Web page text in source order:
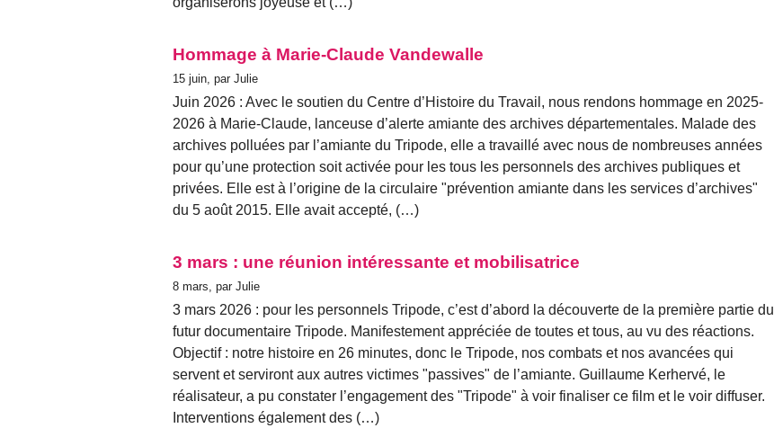
Hommage à Marie-Claude Vandewalle
15 juin, par Julie
Juin 2026 : Avec le soutien du Centre d’Histoire du Travail, nous rendons hommage en 2025-
2026 à Marie-Claude, lanceuse d’alerte amiante des archives départementales. Malade des
archives polluées par l’amiante du Tripode, elle a travaillé avec nous de nombreuses années
pour qu’une protection soit activée pour les tous les personnels des archives publiques et
privées. Elle est à l’origine de la circulaire "prévention amiante dans les services d’archives"
du 5 août 2015. Elle avait accepté, (…)
3 mars : une réunion intéressante et mobilisatrice
8 mars, par Julie
3 mars 2026 : pour les personnels Tripode, c’est d’abord la découverte de la première partie du
futur documentaire Tripode. Manifestement appréciée de toutes et tous, au vu des réactions.
Objectif : notre histoire en 26 minutes, donc le Tripode, nos combats et nos avancées qui
servent et serviront aux autres victimes "passives" de l’amiante. Guillaume Kerhervé, le
réalisateur, a pu constater l’engagement des "Tripode" à voir finaliser ce film et le voir diffuser.
Interventions également des (…)